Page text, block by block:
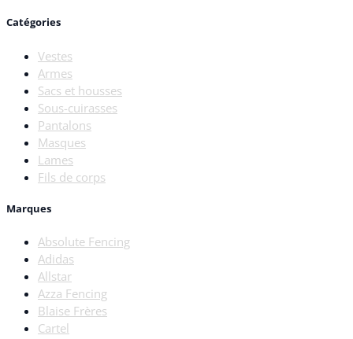
Catégories
Vestes
Armes
Sacs et housses
Sous-cuirasses
Pantalons
Masques
Lames
Fils de corps
Marques
Absolute Fencing
Adidas
Allstar
Azza Fencing
Blaise Frères
Cartel